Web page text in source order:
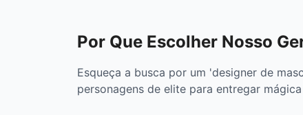
Por Que Escolher Nosso
Esqueça a busca por um 'designer de
personagens de elite para entregar